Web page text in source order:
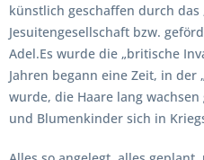
künstlich geschaffen durch das
Jesuitengesellschaft bzw.
Adel.Es wurde die „britische
Jahren begann eine Zeit, in der
wurde, die Haare lang
und Blumenkinder sich in